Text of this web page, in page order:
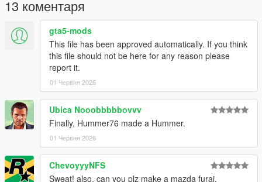
13 коментаря
gta5-mods
This file has been approved automatically. If you think
this file should not be here for any reason please
report it.
01 Червня 2026
Ubica Nooobbbbbovvv
Finally, Hummer76 made a Hummer.
01 Червня 2026
ChevoyyyNFS
Sweat! also, can you plz make a mazda furai.